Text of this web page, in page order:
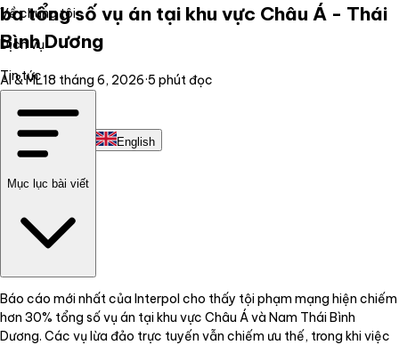
Về chúng tôi
Dịch vụ
Tin tức
Liên hệ
Tiếng Việt English
ba tổng số vụ án tại khu vực Châu Á - Thái
Bình Dương
AI & ML18 tháng 6, 2026·5 phút đọc
Mục lục bài viết
Báo cáo mới nhất của Interpol cho thấy tội phạm mạng hiện chiếm
hơn 30% tổng số vụ án tại khu vực Châu Á và Nam Thái Bình
Dương. Các vụ lừa đảo trực tuyến vẫn chiếm ưu thế, trong khi việc